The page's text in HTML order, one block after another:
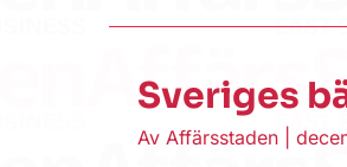
Sveriges
Av Affärsstaden